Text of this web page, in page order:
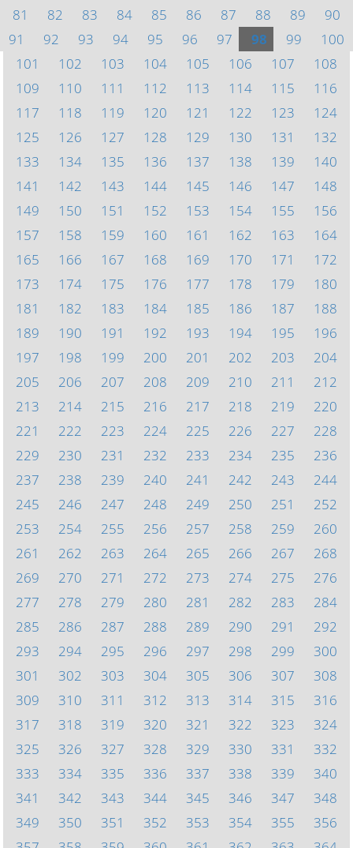
81
82 83 84 85 86 87 88 89
90
91
92 93 94 95 96 97 98 99
100
101
102 103 104 105 106 107
108
109
110 111 112 113 114 115
116
117
118 119 120 121 122 123
124
125
126 127 128 129 130 131
132
133
134 135 136 137 138 139
140
141
142 143 144 145 146 147
148
149
150 151 152 153 154 155
156
157
158 159 160 161 162 163
164
165
166 167 168 169 170 171
172
173
174 175 176 177 178 179
180
181
182 183 184 185 186 187
188
189
190 191 192 193 194 195
196
197
198 199 200 201 202 203
204
205
206 207 208 209 210 211
212
213
214 215 216 217 218 219
220
221
222 223 224 225 226 227
228
229
230 231 232 233 234 235
236
237
238 239 240 241 242 243
244
245
246 247 248 249 250 251
252
253
254 255 256 257 258 259
260
261
262 263 264 265 266 267
268
269
270 271 272 273 274 275
276
277
278 279 280 281 282 283
284
285
286 287 288 289 290 291
292
293
294 295 296 297 298 299
300
301
302 303 304 305 306 307
308
309
310 311 312 313 314 315
316
317
318 319 320 321 322 323
324
325
326 327 328 329 330 331
332
333
334 335 336 337 338 339
340
341
342 343 344 345 346 347
348
349
350 351 352 353 354 355
356